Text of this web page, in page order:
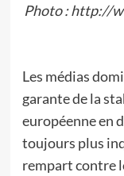
Photo : http://
Les médias
garante de la
européenne en
toujours plus
rempart contre